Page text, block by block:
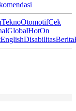
TeknoOtomotifCek
GlobalHotOn
EnglishDisabilitasBerita